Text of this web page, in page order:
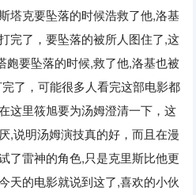
塔克要坠落的时候浩救了他,洛基
完了，要坠落的被所人图住了,这
皰要坠落的时候,救了他,洛基也被
了，可能很多人看完这部电影都
这里筱旭要为汤姆澄清一下，这
,说明汤姆演技真的好，而且在漫
了雷神的角色,只是克里斯比他更
天的电影就说到这了,喜欢的小伙